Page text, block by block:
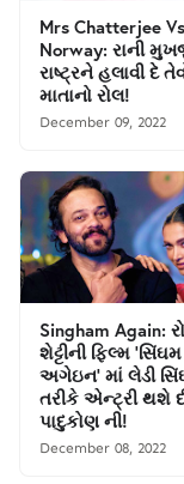
Mrs Chatterjee Vs
Norway: રાની
રાષ્ટ્રને હલાવી દે
માતાનો રોલ!
December 09, 2022
Singham Again:
શેટ્ટીની ફિલ્મ 'સિંઘમ
અગેઇન' માં લેડી
તરીકે એન્ટ્રી થશે
પાદુકોણ ની!
December 08, 2022